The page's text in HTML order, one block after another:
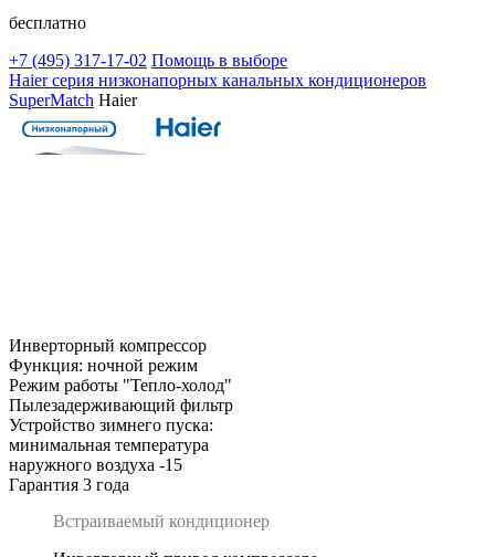
бесплатно
+7 (495) 317-17-02 Помощь в выборе
Haier серия низконапорных канальных кондиционеров
SuperMatch Haier
Инверторный компрессор
Функция: ночной режим
Режим работы "Тепло-холод"
Пылезадерживающий фильтр
Устройство зимнего пуска:
минимальная температура
наружного воздуха -15
Гарантия 3 года
Встраиваемый кондиционер